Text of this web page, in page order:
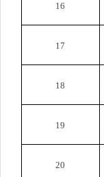
16
17
18
19
20